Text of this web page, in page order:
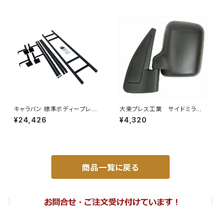
キャラバン 標準ボディープレミ
アムＧＸ/ＧＸライダ～用ベッドキ
ットフレーム GZ100-1
¥24,426
大東プレス工業 サイドミラー/
バックミラースバル サンバー
左 99年～ DI-641
¥4,320
商品一覧に戻る